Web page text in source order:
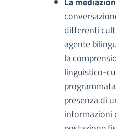
differenti
agente
la
linguistico-
presenza di
informazioni